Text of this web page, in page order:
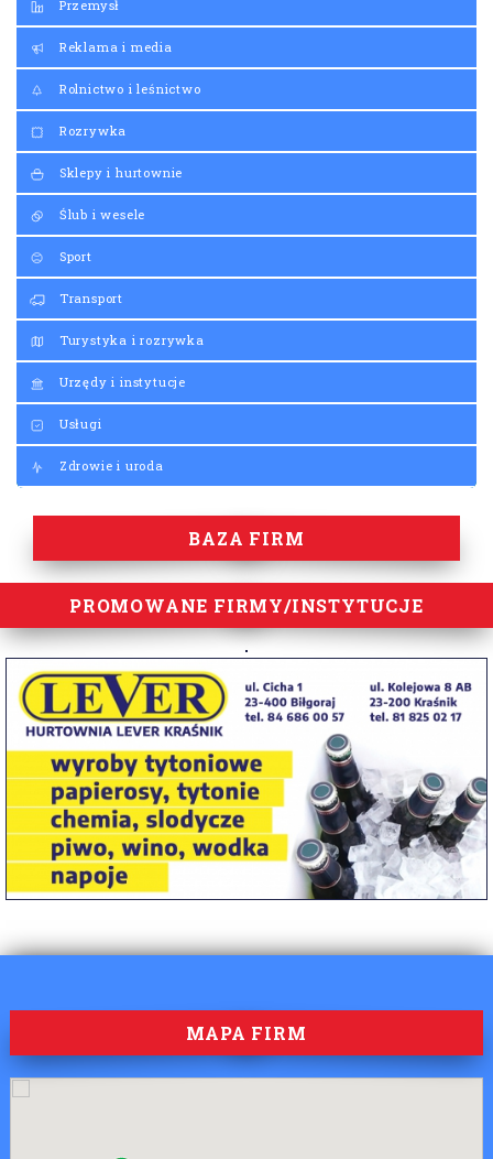
Przemysł
Reklama i media
Rolnictwo i leśnictwo
Rozrywka
Sklepy i hurtownie
Ślub i wesele
Sport
Transport
Turystyka i rozrywka
Urzędy i instytucje
Usługi
Zdrowie i uroda
BAZA FIRM
PROMOWANE FIRMY/INSTYTUCJE
MAPA FIRM